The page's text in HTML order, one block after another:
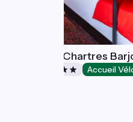
Ibis Styles Chartres
Accueil